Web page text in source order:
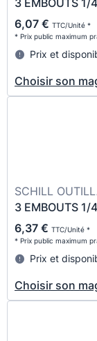
6,07 € TTC/Unité *
* Prix public maximum
Prix et
Choisir son
SCHILL
3 EMBOUTS 1/
6,37 € TTC/Unité *
* Prix public maximum
Prix et
Choisir son